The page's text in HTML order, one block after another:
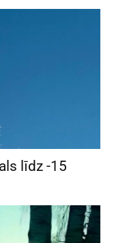
līdz -15